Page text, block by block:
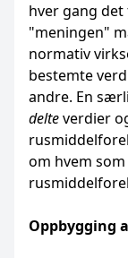
hver gang
"meningen"
normativ
bestemte
andre. En
delteverdier
om hvem
Oppbygging